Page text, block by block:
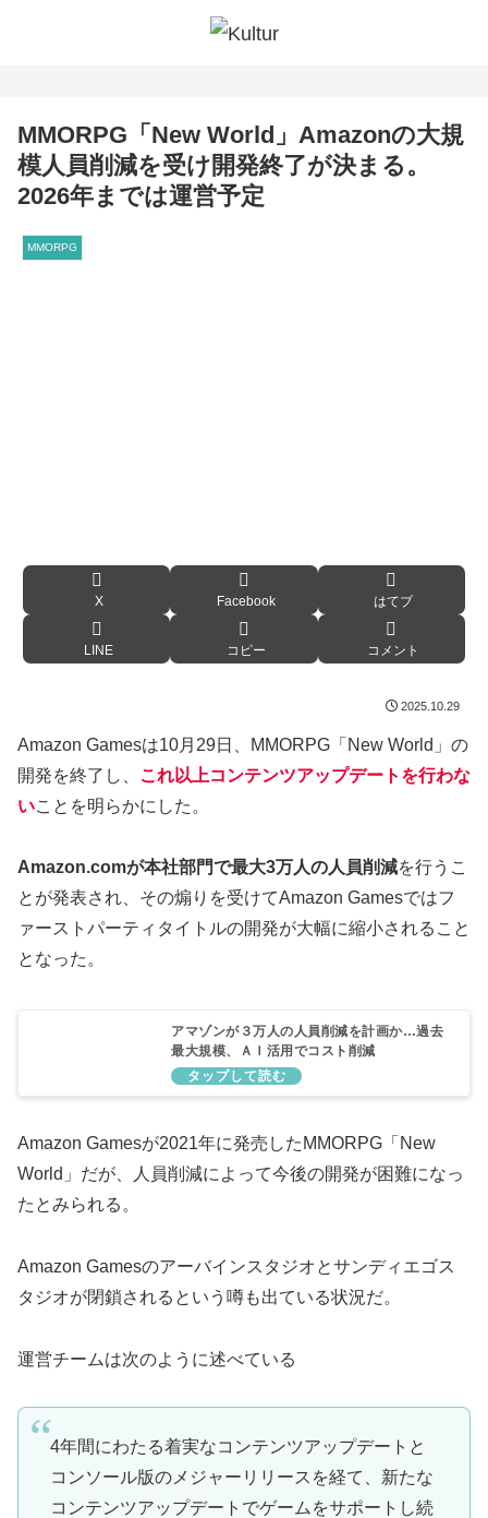
MMORPG「New World」Amazonの大規
模人員削減を受け開発終了が決まる。
2026年までは運営予定
MMORPG
X Facebook はてブ
LINE コピー コメント
2025.10.29
Amazon Gamesは10月29日、MMORPG「New World」の
開発を終了し、 これ以上コンテンツアップデートを行わな
いことを明らかにした。
Amazon.comが本社部門で最大3万人の人員削減を行うこ
とが発表され、その煽りを受けてAmazon Gamesではフ
ァーストパーティタイトルの開発が大幅に縮小されること
となった。
アマゾンが３万人の人員削減を計画か…過去
最大規模、ＡＩ活用でコスト削減
Amazon Gamesが2021年に発売したMMORPG「New
World」だが、人員削減によって今後の開発が困難になっ
たとみられる。
Amazon Gamesのアーバインスタジオとサンディエゴス
タジオが閉鎖されるという噂も出ている状況だ。
運営チームは次のように述べている
4年間にわたる着実なコンテンツアップデートと
コンソール版のメジャーリリースを経て、新たな
コンテンツアップデートでゲームをサポートし続